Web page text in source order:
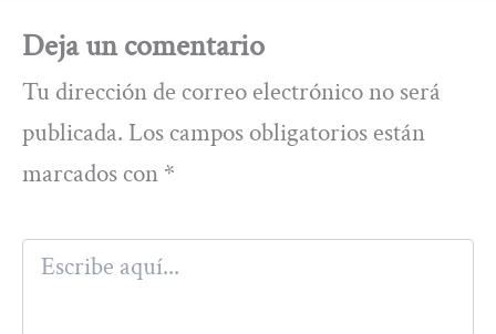
Deja un comentario
Tu dirección de correo electrónico no será
publicada. Los campos obligatorios están
marcados con *
Escribe
aquí...